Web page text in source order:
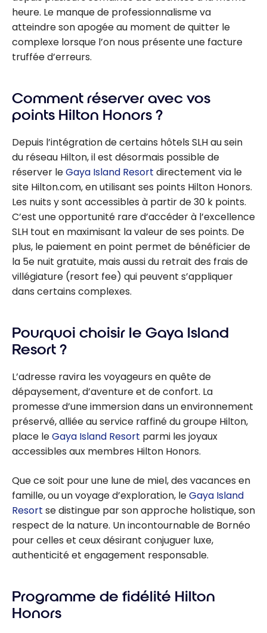
heure. Le manque de professionnalisme va
atteindre son apogée au moment de quitter le
complexe lorsque l’on nous présente une facture
truffée d’erreurs.
Comment réserver avec vos
points Hilton Honors ?
Depuis l’intégration de certains hôtels SLH au sein
du réseau Hilton, il est désormais possible de
réserver leGaya Island Resort directement via le
site Hilton.com, en utilisant ses points Hilton Honors.
Les nuits y sont accessibles à partir de 30 k points.
C’est une opportunité rare d’accéder à l’excellence
SLH tout en maximisant la valeur de ses points. De
plus, le paiement en point permet de bénéficier de
la 5e nuit gratuite, mais aussi du retrait des frais de
villégiature (resort fee) qui peuvent s’appliquer
dans certains complexes.
Pourquoi choisir le Gaya Island
Resort ?
L’adresse ravira les voyageurs en quête de
dépaysement, d’aventure et de confort. La
promesse d’une immersion dans un environnement
préservé, alliée au service raffiné du groupe Hilton,
place leGaya Island Resort parmi les joyaux
accessibles aux membres Hilton Honors.
Que ce soit pour une lune de miel, des vacances en
famille, ou un voyage d’exploration, leGaya Island
Resort se distingue par son approche holistique, son
respect de la nature. Un incontournable de Bornéo
pour celles et ceux désirant conjuguer luxe,
authenticité et engagement responsable.
Programme de fidélité Hilton
Honors